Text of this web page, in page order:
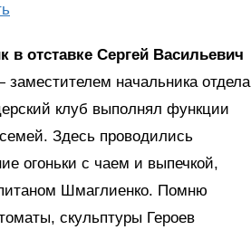
в отставке Сергей Васильевич
начальника отдела
клуб выполнял функции
Здесь проводились
огоньки с чаем и выпечкой,
Шмаглиенко. Помню
скульптуры Героев